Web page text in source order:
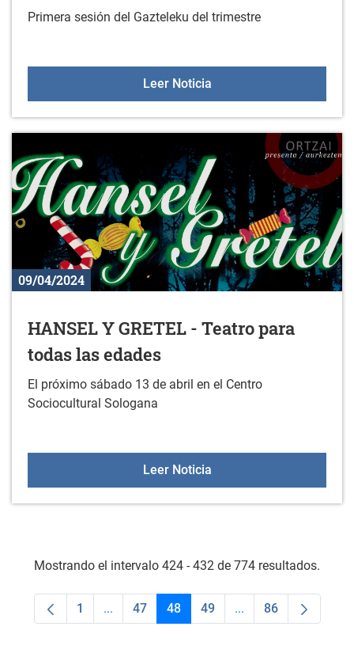
Primera sesión del Gazteleku del trimestre
Leer NoticiaGazteleku: programa de
09/04/2024
HANSEL Y GRETEL - Teatro para
todas las edades
El próximo sábado 13 de abril en el Centro
Sociocultural Sologana
Leer NoticiaHANSEL Y GRETEL -
Mostrando el intervalo 424 - 432 de 774 resultados.
Página
1 ...Páginas intermedias Use TAB para
Página
47 Página
48 Página
49 ...PáginasPágina
86